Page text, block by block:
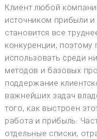
Клиент любой
источником прибыли
становится все
конкуренции, поэтому
использовать среди
методов и базовых
поддержание
важнейших задач
того, как выстроен
работа и прибыль.
отдельные списки,